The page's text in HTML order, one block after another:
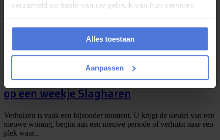
verzameld op basis van uw gebruik van hun services.
Alles toestaan
Aanpassen
komt vaak meer bij kijken dan je vooraf denkt. Dozen inpakken,
meubels uit elkaar...
juli 27, 2026
Boek uw verhuizing in juli en maak kans
op een weekje Slagharen
Verhuizen is vaak een bijzonder moment. U krijgt de sleutel van een
nieuwe woning, begint aan een nieuwe periode of verhuist naar een
plek waar...